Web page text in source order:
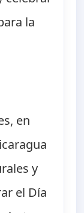
la
en
y
el Día